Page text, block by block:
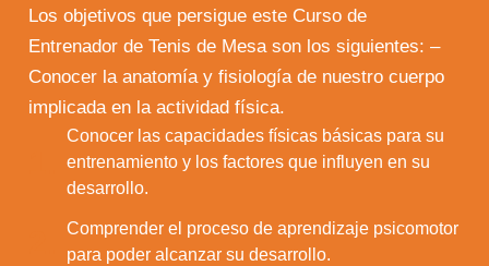
Los objetivos que persigue este Curso de
Entrenador de Tenis de Mesa son los siguientes: –
Conocer la anatomía y fisiología de nuestro cuerpo
implicada en la actividad física.
Conocer las capacidades físicas básicas para su
entrenamiento y los factores que influyen en su
desarrollo.
Comprender el proceso de aprendizaje psicomotor
para poder alcanzar su desarrollo.